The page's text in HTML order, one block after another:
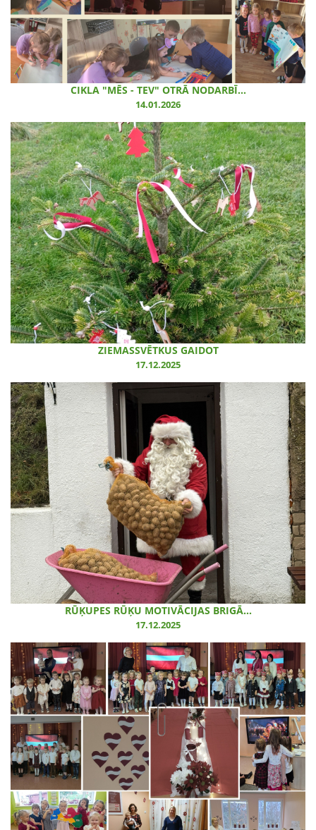
CIKLA "MĒS - TEV" OTRĀ NODARBĪ...
14.01.2026
ZIEMASSVĒTKUS GAIDOT
17.12.2025
RŪĶUPES RŪĶU MOTIVĀCIJAS BRIGĀ...
17.12.2025